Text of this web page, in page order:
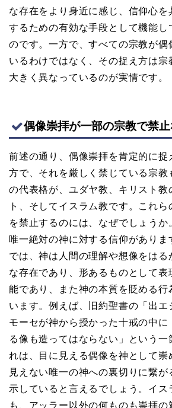
な存在をより身近に感じ、信仰心を
するための有効な手段として機能し
のです。一方で、すべての宗教が偶
いるわけではなく、その捉え方は宗
大きく異なっているのが実情です。
偶像崇拝が一部の宗教で禁
前述の通り、偶像崇拝を肯定的に捉
方で、それを厳しく禁じている宗教
の代表格が、ユダヤ教、キリスト教
ト、そしてイスラム教です。これ
を禁止するのには、なぜでしょうか
唯一絶対の神に対する信仰がありま
では、神は人間の理解や想像をはる
な存在であり、形あるものとして表
能であり、また神の本質を貶める行
います。例えば、旧約聖書の「出エ
モーセが神から授かった十戒の中に
る像も造ってはならない」という一
れは、目に見える偶像を神として崇
見えない唯一の神への裏切りに繋が
示していると言えるでしょう。イス
も、アッラー以外の何ものも崇拝の